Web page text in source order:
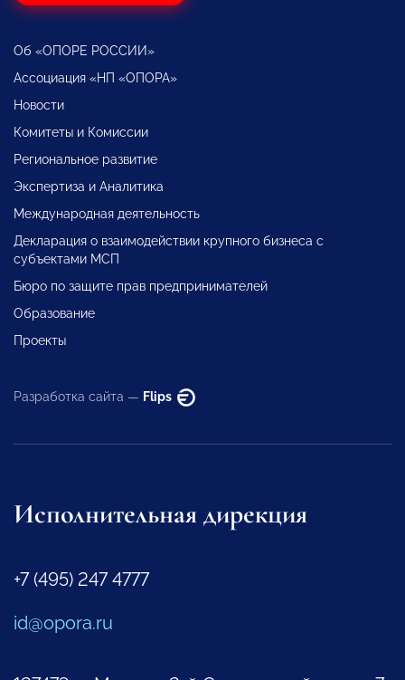
Об «ОПОРЕ РОССИИ»
Ассоциация «НП «ОПОРА»
Новости
Комитеты и Комиссии
Региональное развитие
Экспертиза и Аналитика
Международная деятельность
Декларация о взаимодействии крупного бизнеса с
субъектами МСП
Бюро по защите прав предпринимателей
Образование
Проекты
Разработка сайта — Flips
Исполнительная дирекция
+7 (495) 247 4777
id@opora.ru